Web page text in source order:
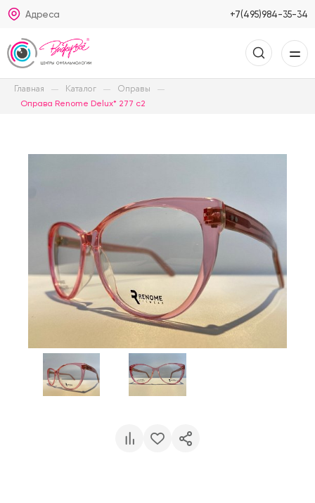
Адреса +7(495)984-35-34
Главная Каталог Оправы
Оправа Renome Delux* 277 с2